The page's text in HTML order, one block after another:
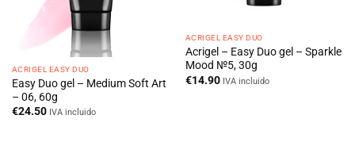
ACRIGEL EASY DUO
Easy Duo gel – Medium Soft Art
– 06, 60g
€24.50 IVA incluido
ACRIGEL EASY DUO
Acrigel – Easy Duo gel – Sparkle
Mood №5, 30g
€14.90 IVA incluido